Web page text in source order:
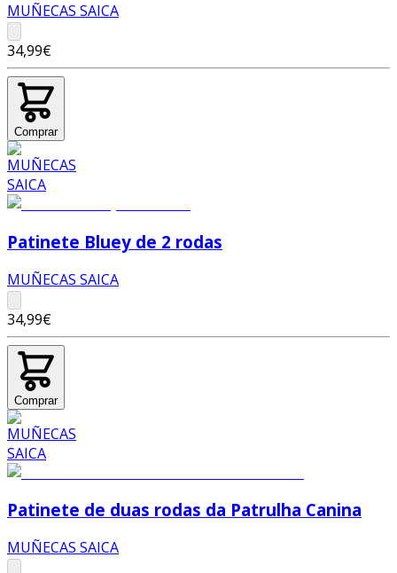
MUÑECAS SAICA
34,99€
Comprar
Patinete Bluey de 2 rodas
MUÑECAS SAICA
34,99€
Comprar
Patinete de duas rodas da Patrulha Canina
MUÑECAS SAICA